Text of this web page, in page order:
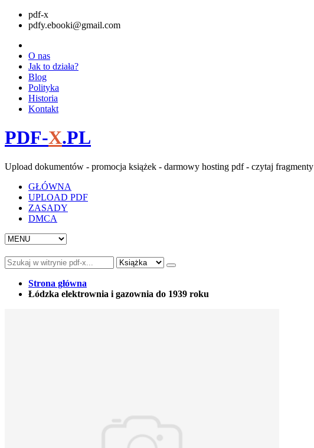
pdf-x
pdfy.ebooki@gmail.com
O nas
Jak to działa?
Blog
Polityka
Historia
Kontakt
PDF-X.PL
Upload dokumentów - promocja książek - darmowy hosting pdf - czytaj fragmenty
GŁÓWNA
UPLOAD PDF
ZASADY
DMCA
Strona główna
Łódzka elektrownia i gazownia do 1939 roku